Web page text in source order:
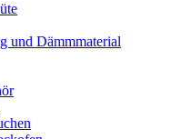
und Dämmmaterial